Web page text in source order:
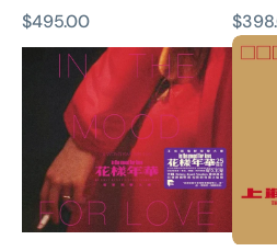
原
價
$495.00
原
價
In
華
繁
Vinyl)